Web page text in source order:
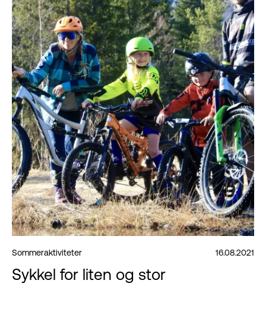
Sommeraktiviteter 16.08.2021
Sykkel for liten og stor